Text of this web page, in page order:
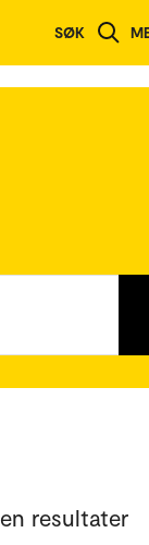
SØK
resultater